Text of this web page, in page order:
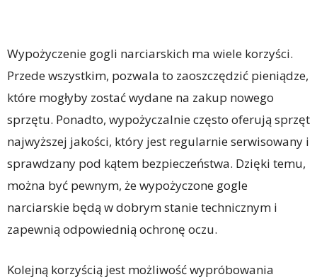
Wypożyczenie gogli narciarskich ma wiele korzyści.
Przede wszystkim, pozwala to zaoszczędzić pieniądze,
które mogłyby zostać wydane na zakup nowego
sprzętu. Ponadto, wypożyczalnie często oferują sprzęt
najwyższej jakości, który jest regularnie serwisowany i
sprawdzany pod kątem bezpieczeństwa. Dzięki temu,
można być pewnym, że wypożyczone gogle
narciarskie będą w dobrym stanie technicznym i
zapewnią odpowiednią ochronę oczu.
Kolejną korzyścią jest możliwość wypróbowania